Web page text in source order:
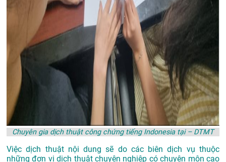
Chuyên gia dịch thuật công chứng tiếng Indonesia tại – DTMT
Việc dịch thuật nội dung sẽ do các biên dịch vụ thuộc
những đơn vị dịch thuật chuyên nghiệp có chuyên môn cao